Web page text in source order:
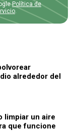
Política de
.
alrededor del
limpiar un aire
que funcione